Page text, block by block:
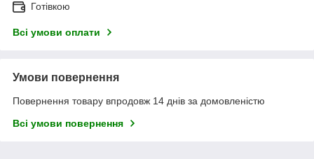
Готівкою
Всі умови оплати
Умови повернення
Повернення товару впродовж 14 днів за домовленістю
Всі умови повернення